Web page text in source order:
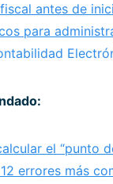
antes de
para
el “punto
errores más